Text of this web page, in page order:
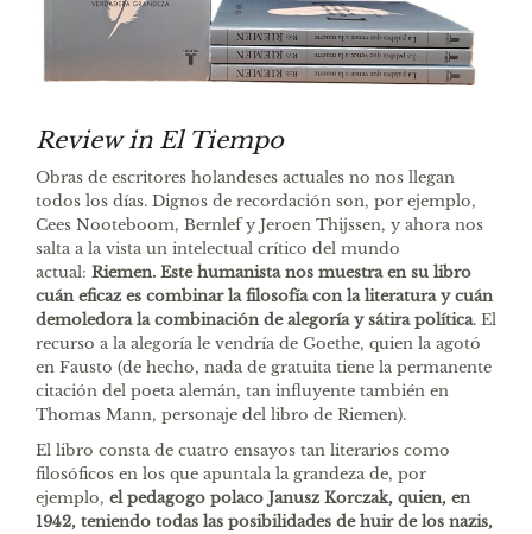
Review in El Tiempo
Obras de escritores holandeses actuales no nos llegan
todos los días. Dignos de recordación son, por ejemplo,
Cees Nooteboom, Bernlef y Jeroen Thijssen, y ahora nos
salta a la vista un intelectual crítico del mundo
actual: Riemen. Este humanista nos muestra en su libro
cuán eficaz es combinar la filosofía con la literatura y cuán
demoledora la combinación de alegoría y sátira política. El
recurso a la alegoría le vendría de Goethe, quien la agotó
en Fausto (de hecho, nada de gratuita tiene la permanente
citación del poeta alemán, tan influyente también en
Thomas Mann, personaje del libro de Riemen).
El libro consta de cuatro ensayos tan literarios como
filosóficos en los que apuntala la grandeza de, por
ejemplo, el pedagogo polaco Janusz Korczak, quien, en
1942, teniendo todas las posibilidades de huir de los nazis,